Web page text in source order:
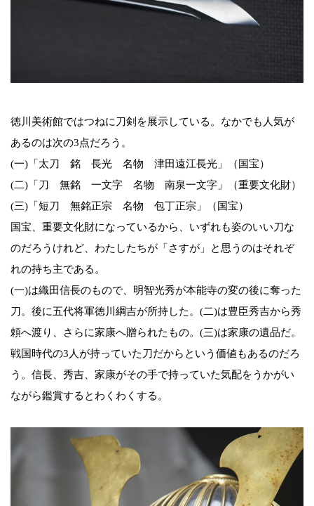
徳川美術館ではつねに刀剣を展示している。なかでも人気が
あるのは次の3点だろう。
(一)「太刀 銘 長光 名物 津田遠江長光」（国宝）
(二)「刀 無銘 一文字 名物 南泉一文字」（重要文化財）
(三)「短刀 無銘正宗 名物 包丁正宗」（国宝）
国宝、重要文化財になっているから、いずれも姿のいい刀な
のだろうけれど、わたしたちが「さすが」と思うのはそれぞ
れの持ち主である。
(一)は織田信長のもので、明智光秀が本能寺の変の後に奪った
刀。後に五代将軍徳川綱吉が所持した。(二)は豊臣秀吉から秀
頼へ渡り、さらに家康へ贈られたもの。(三)は家康の遺品だ。
戦国時代の3人が持っていた刀だからという価値もあるのだろ
う。信長、秀吉、家康がその手で持っていた気配をうかがい
ながら鑑賞するとわくわくする。